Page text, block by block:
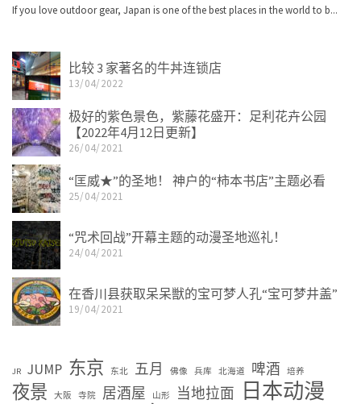
比较 3 家著名的牛丼连锁店
13/04/2022
极好的紫色景色，紫藤花盛开：足利花卉公园
【2022年4月12日更新】
26/04/2021
“匡威★”的圣地！ 神户的“柿本书店”主题必看
25/04/2021
“咒术回战”开幕主题的动漫圣地巡礼！
24/04/2021
在香川县获取呆呆獣的宝可梦人孔“宝可梦井盖”
19/04/2021
JR JUMP 东京 东北 五月 佛像 兵库 北海道 啤酒 培养
夜景 大阪 寺院 居酒屋 山形 当地拉面 日本动漫